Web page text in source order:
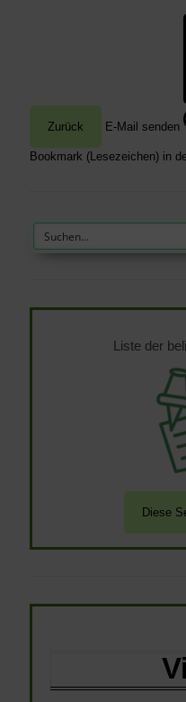
E-Mail senden
Bookmark (Lesezeichen) in
Liste der